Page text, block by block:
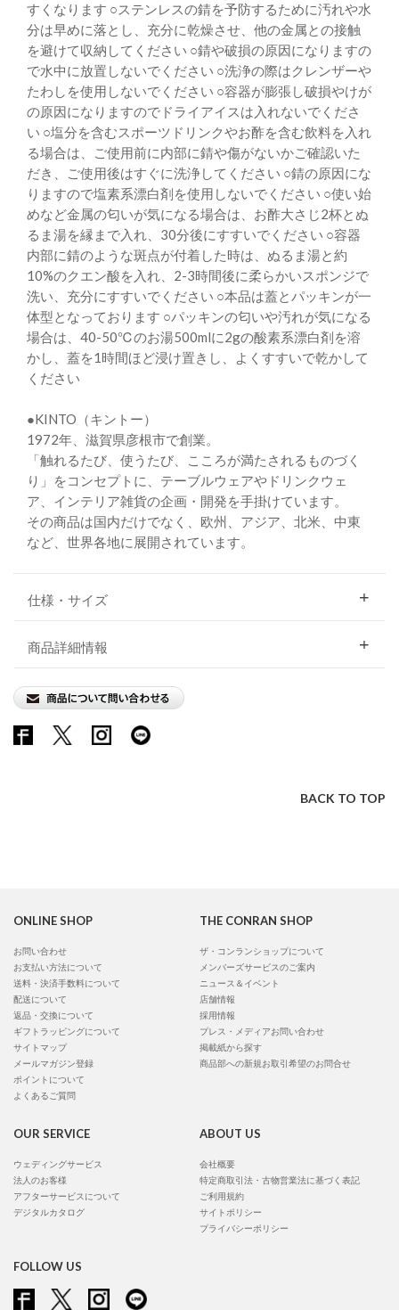
すくなります ○ステンレスの錆を予防するために汚れや水
分は早めに落とし、充分に乾燥させ、他の金属との接触
を避けて収納してください ○錆や破損の原因になりますの
で水中に放置しないでください ○洗浄の際はクレンザーや
たわしを使用しないでください ○容器が膨張し破損やけが
の原因になりますのでドライアイスは入れないでくださ
い ○塩分を含むスポーツドリンクやお酢を含む飲料を入れ
る場合は、ご使用前に内部に錆や傷がないかご確認いた
だき、ご使用後はすぐに洗浄してください ○錆の原因にな
りますので塩素系漂白剤を使用しないでください ○使い始
めなど金属の匂いが気になる場合は、お酢大さじ2杯とぬ
るま湯を縁まで入れ、30分後にすすいでください ○容器
内部に錆のような斑点が付着した時は、ぬるま湯と約
10%のクエン酸を入れ、2-3時間後に柔らかいスポンジで
洗い、充分にすすいでください ○本品は蓋とパッキンが一
体型となっております ○パッキンの匂いや汚れが気になる
場合は、40-50℃のお湯500mlに2gの酸素系漂白剤を溶
かし、蓋を1時間ほど浸け置きし、よくすすいで乾かして
ください
●KINTO（キントー）
1972年、滋賀県彦根市で創業。
「触れるたび、使うたび、こころが満たされるものづく
り」をコンセプトに、テーブルウェアやドリンクウェ
ア、インテリア雑貨の企画・開発を手掛けています。
その商品は国内だけでなく、欧州、アジア、北米、中東
など、世界各地に展開されています。
仕様・サイズ
商品詳細情報
BACK TO TOP
ONLINE SHOP
お問い合わせ
お支払い方法について
送料・決済手数料について
配送について
返品・交換について
ギフトラッピングについて
サイトマップ
メールマガジン登録
ポイントについて
よくあるご質問
THE CONRAN SHOP
ザ・コンランショップについて
メンバーズサービスのご案内
ニュース＆イベント
店舗情報
採用情報
プレス・メディアお問い合わせ
掲載紙から探す
商品部への新規お取引希望のお問合せ
OUR SERVICE
ウェディングサービス
法人のお客様
アフターサービスについて
デジタルカタログ
ABOUT US
会社概要
特定商取引法・古物営業法に基づく表記
ご利用規約
サイトポリシー
プライバシーポリシー
FOLLOW US